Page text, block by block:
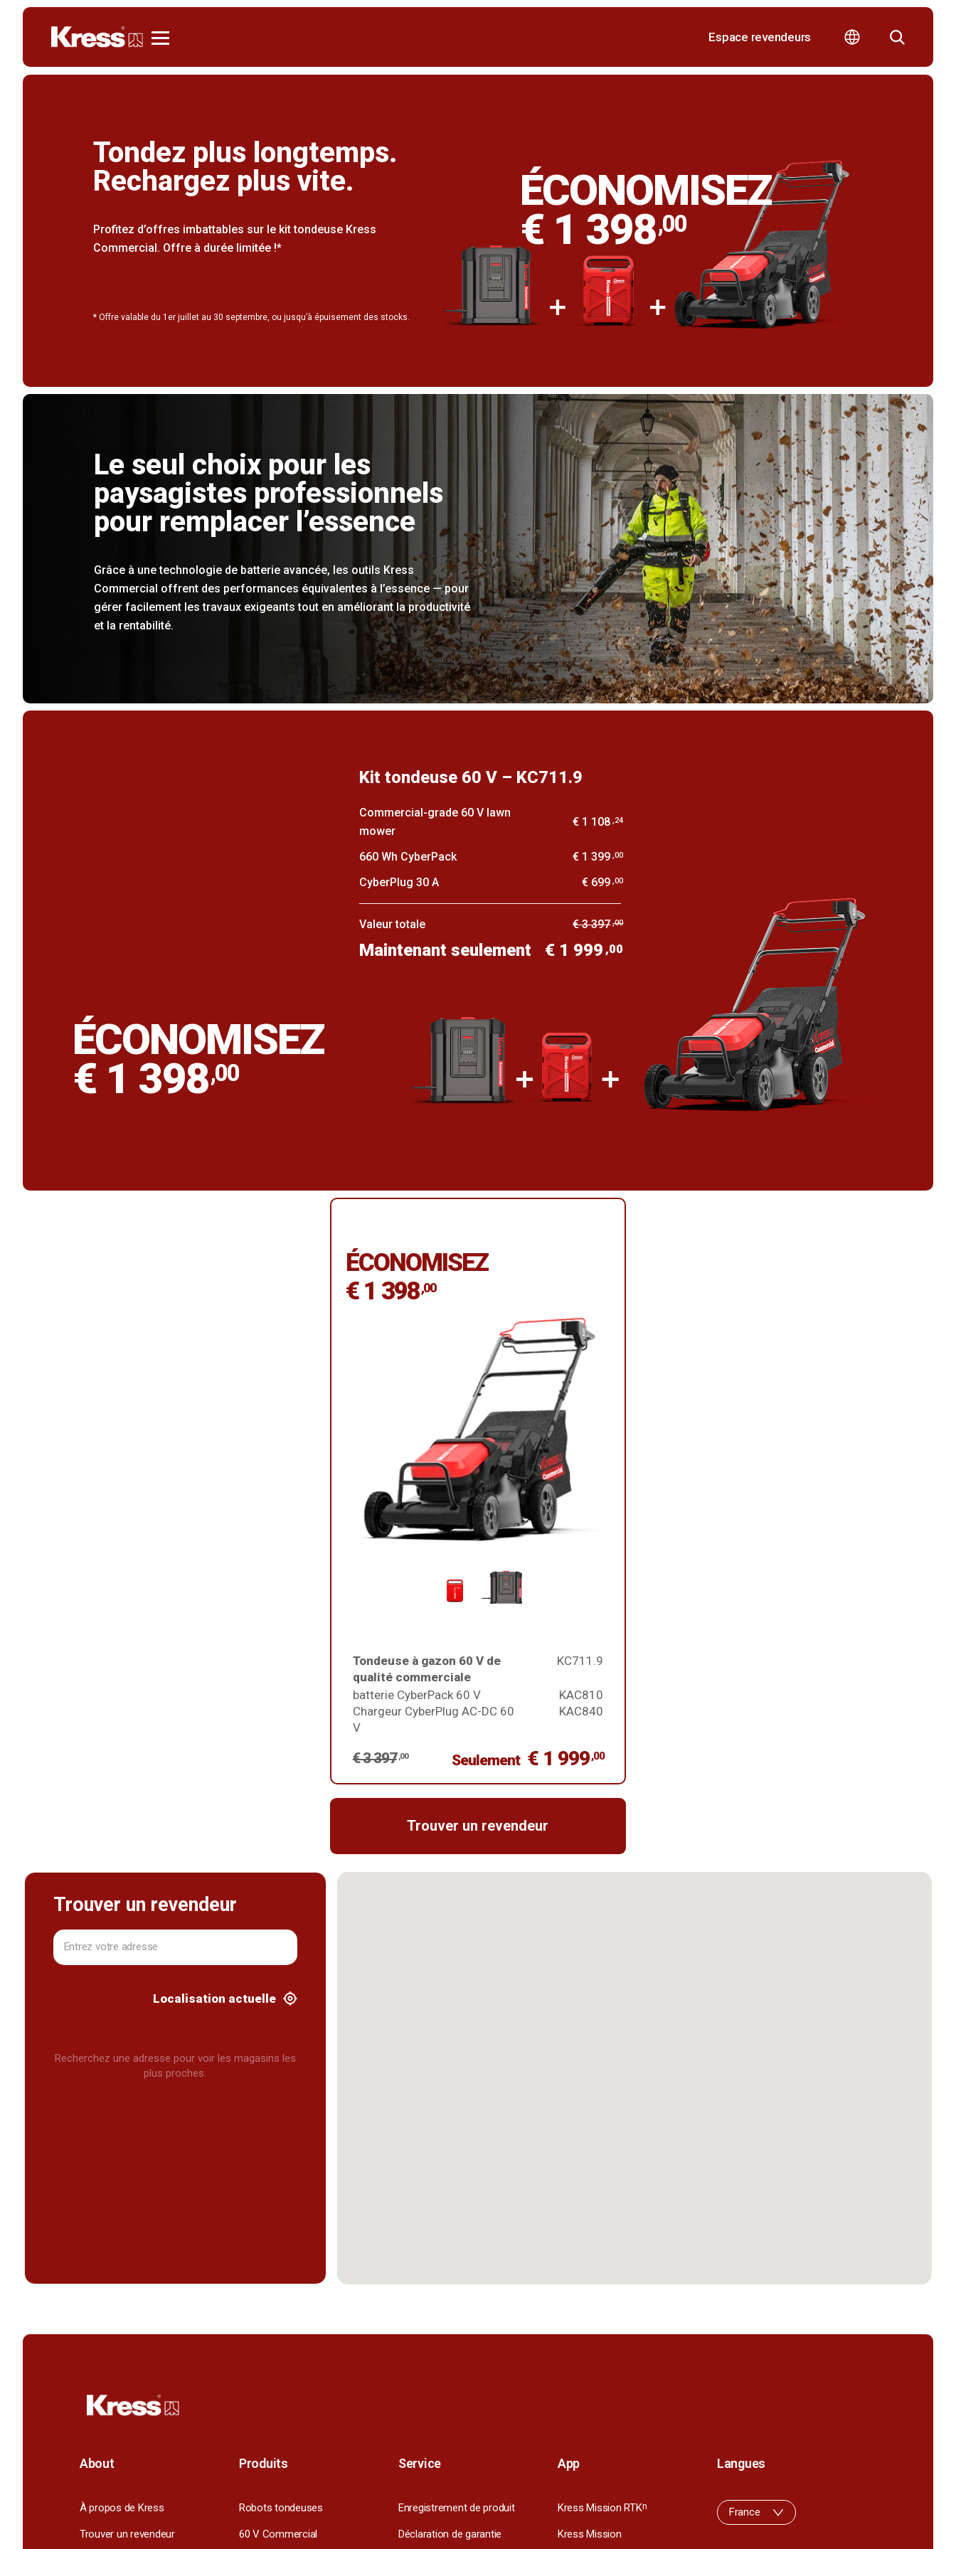
Espace revendeurs
Tondez plus longtemps.
Rechargez plus vite.
Profitez d’offres imbattables sur le kit tondeuse Kress
Commercial. Offre à durée limitée !*
* Offre valable du 1er juillet au 30 septembre, ou jusqu’à épuisement des stocks.
ÉCONOMISEZ
€ 1 398,00
Le seul choix pour les
paysagistes professionnels
pour remplacer l’essence
Grâce à une technologie de batterie avancée, les outils Kress
Commercial offrent des performances équivalentes à l’essence — pour
gérer facilement les travaux exigeants tout en améliorant la productivité
et la rentabilité.
Kit tondeuse 60 V – KC711.9
Commercial-grade 60 V lawn
mower
€ 1 108 ,24
660 Wh CyberPack € 1 399 ,00
CyberPlug 30 A € 699 ,00
Valeur totale € 3 397 ,00
Maintenant seulement € 1 999 ,00
ÉCONOMISEZ
€ 1 398,00
ÉCONOMISEZ
€ 1 398,00
Tondeuse à gazon 60 V de
qualité commerciale
KC711.9
batterie CyberPack 60 V
KAC810
Chargeur CyberPlug AC-DC 60
V
KAC840
€ 3 397 ,00 Seulement € 1 999,00
Trouver un revendeur
Trouver un revendeur
Localisation actuelle
Recherchez une adresse pour voir les magasins les
plus proches.
About
À propos de Kress
Trouver un revendeur
Produits
Robots tondeuses
60 V Commercial
Service
Enregistrement de produit
Déclaration de garantie
App
Kress Mission RTKn
Kress Mission
Langues
France